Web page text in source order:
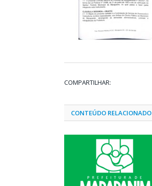
COMPARTILHAR:
CONTEÚDO RELACIONADO